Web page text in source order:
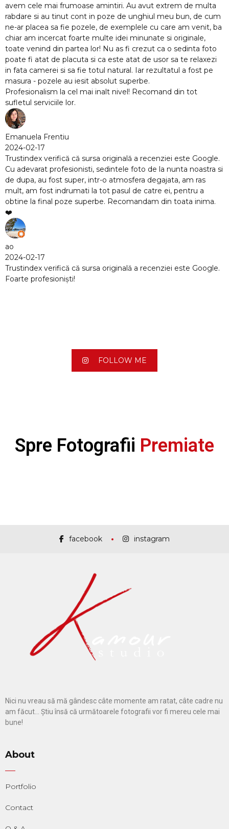
extrem de multa
meu bun, de cum
care am venit, ba
si originale,
ca o sedinta foto
sa te relaxezi
a fost pe
din tot
este Google.
la nunta noastra si
am ras
ei, pentru a
din toata inima.
este Google.
FOLLOW ME
Spre Fotografii Premiate
facebook instagram
Nici nu vreau să mă gândesc câte momente am ratat, câte cadre nu
am făcut… Știu însă că următoarele fotografii vor fi mereu cele mai
bune!
About
Portfolio
Contact